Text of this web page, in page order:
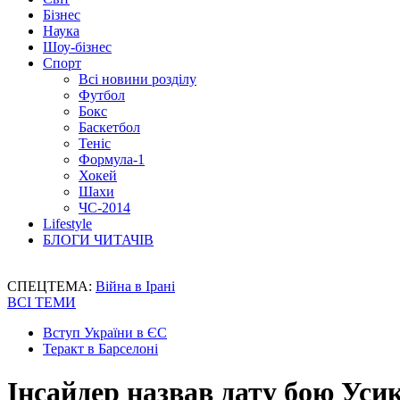
Бізнес
Наука
Шоу-бізнес
Спорт
Всі новини розділу
Футбол
Бокс
Баскетбол
Теніс
Формула-1
Хокей
Шахи
ЧС-2014
Lifestyle
БЛОГИ ЧИТАЧІВ
СПЕЦТЕМА: Війна в Ірані
ВСІ ТЕМИ
Вступ України в ЄС
Теракт в Барселоні
Інсайдер назвав дату бою